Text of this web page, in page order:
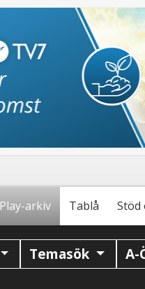
Play-arkiv Tablå Stöd
Temasök A-